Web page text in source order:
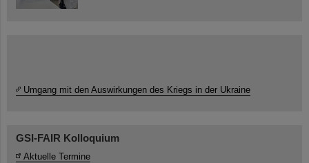
Umgang mit den Auswirkungen des Kriegs in der Ukraine
GSI-FAIR Kolloquium
Aktuelle Termine